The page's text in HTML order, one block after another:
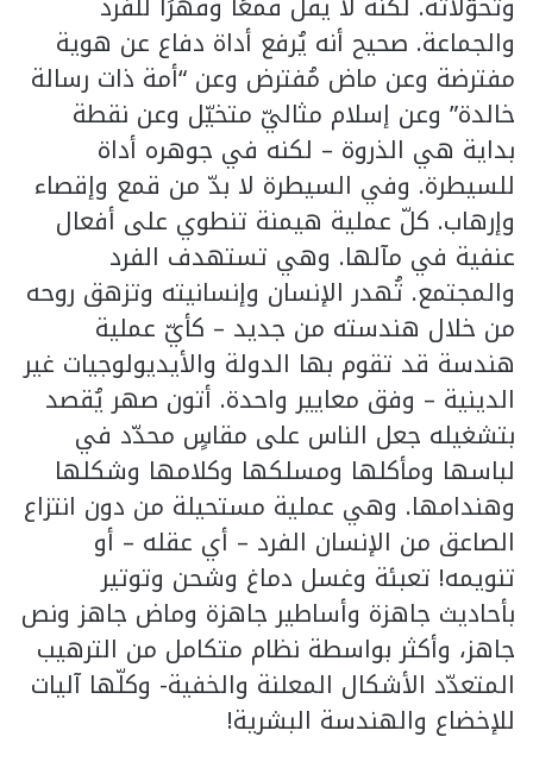
والجماعة. صحيح أنه يُرفع أداة دفاع عن هوية
مفترضة وعن ماض مُفترض وعن “أمة ذات رسالة
خالدة” وعن إسلام مثاليّ متخيّل وعن نقطة
بداية هي الذروة – لكنه في جوهره أداة
للسيطرة. وفي السيطرة لا بدّ من قمع وإقصاء
وإرهاب. كلّ عملية هيمنة تنطوي على أفعال
عنفية في مآلها. وهي تستهدف الفرد
والمجتمع. تُهدر الإنسان وإنسانيته وتزهق روحه
من خلال هندسته من جديد – كأيّ عملية
هندسة قد تقوم بها الدولة والأيديولوجيات غير
الدينية – وفق معايير واحدة. أتون صهر يُقصد
بتشغيله جعل الناس على مقاسٍ محدّد في
لباسها ومأكلها ومسلكها وكلامها وشكلها
وهندامها. وهي عملية مستحيلة من دون انتزاع
الصاعق من الإنسان الفرد – أي عقله – أو
تنويمه! تعبئة وغسل دماغ وشحن وتوتير
بأحاديث جاهزة وأساطير جاهزة وماض جاهز ونص
جاهز، وأكثر بواسطة نظام متكامل من الترهيب
المتعدّد الأشكال المعلنة والخفية- وكلّها آليات
للإخضاع والهندسة البشرية!